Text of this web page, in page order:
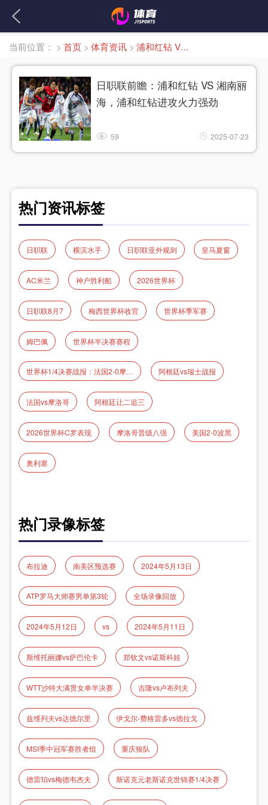
当前位置： > 首页 > 体育资讯 > 浦和红钻 VS 湘南丽海
日职联前瞻：浦和红钻 VS 湘南丽
海，浦和红钻进攻火力强劲
59 2025-07-23
热门资讯标签
日职联 横滨水手 日职联亚外规则 皇马夏窗
AC米兰 神户胜利船 2026世界杯
日职联8月7 梅西世界杯收官 世界杯季军赛
姆巴佩 世界杯半决赛赛程
世界杯1/4决赛战报：法国2‑0摩洛哥 姆巴佩传射率队晋级 阿根廷vs瑞士战报
法国vs摩洛哥 阿根廷让二追三
2026世界杯C罗表现 摩洛哥晋级八强 美国2-0波黑
奥利塞
热门录像标签
布拉迪 南美区预选赛 2024年5月13日
ATP罗马大师赛男单第3轮 全场录像回放
2024年5月12日 vs 2024年5月11日
斯维托丽娜vs萨巴伦卡 郑钦文vs诺斯科娃
WTT沙特大满贯女单半决赛 吉隆vs卢布列夫
兹维列夫vs达德尔里 伊戈尔-费格雷多vs德拉戈
MSI季中冠军赛胜者组 重庆狼队
德雷珀vs梅德韦杰夫 斯诺克元老斯诺克世锦赛1/4决赛